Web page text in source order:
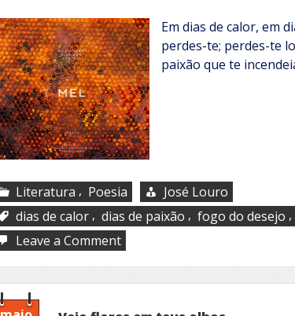
Em dias de calor, em
perdes-te; perdes-te
paixão que te
Literatura , Poesia
José Louro
dias de calor , dias de paixão , fogo do desejo ,
Leave a Commenton
Mel